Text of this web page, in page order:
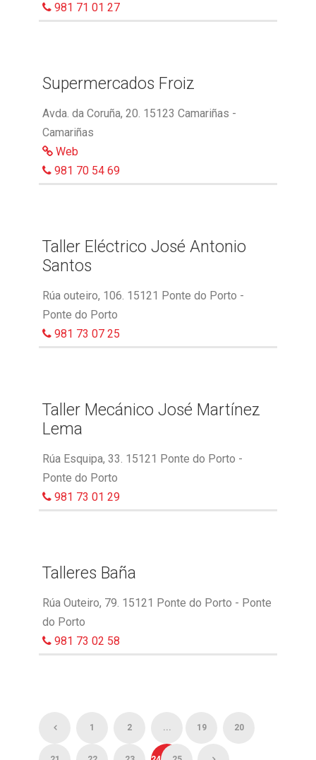
981 71 01 27
Supermercados Froiz
Avda. da Coruña, 20. 15123 Camariñas -
Camariñas
Web
981 70 54 69
Taller Eléctrico José Antonio
Santos
Rúa outeiro, 106. 15121 Ponte do Porto -
Ponte do Porto
981 73 07 25
Taller Mecánico José Martínez
Lema
Rúa Esquipa, 33. 15121 Ponte do Porto -
Ponte do Porto
981 73 01 29
Talleres Baña
Rúa Outeiro, 79. 15121 Ponte do Porto - Ponte
do Porto
981 73 02 58
1 2 ... 19 20